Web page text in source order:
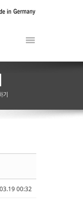
기
00:32
치북5
치북5